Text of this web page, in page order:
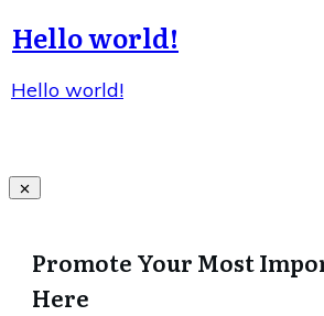
Hello world!
Hello world!
Promote Your Most
Here